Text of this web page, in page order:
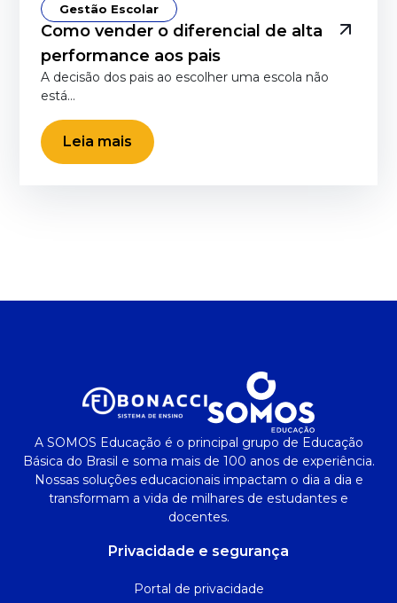
Gestão Escolar
Como vender o diferencial de alta
performance aos pais
A decisão dos pais ao escolher uma escola não
está…
Leia mais
A SOMOS Educação é o principal grupo de Educação
Básica do Brasil e soma mais de 100 anos de experiência.
Nossas soluções educacionais impactam o dia a dia e
transformam a vida de milhares de estudantes e
docentes.
Privacidade e segurança
Portal de privacidade